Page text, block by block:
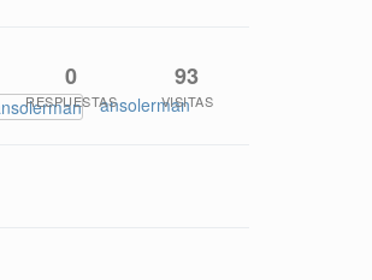
ansolerman
0
RESPUESTAS
93
VISITAS